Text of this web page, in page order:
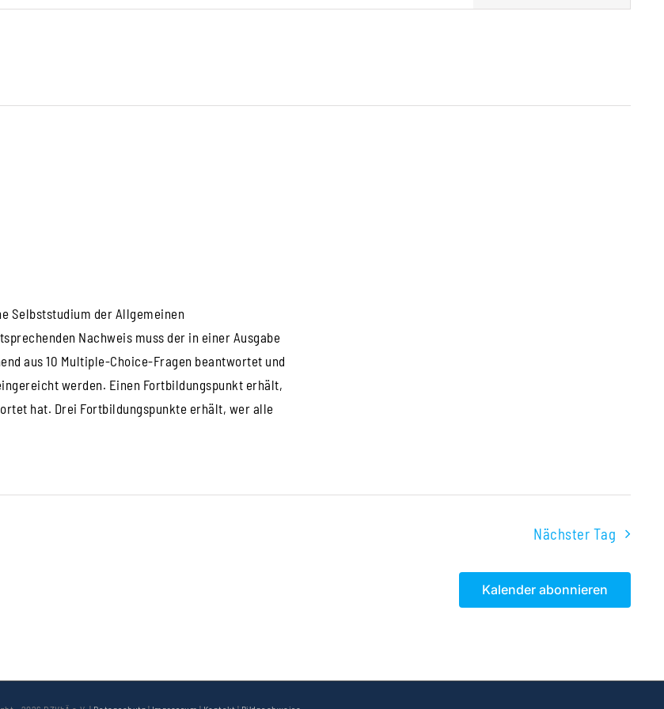
Selbststudium der Allgemeinen
Nachweis muss der in einer Ausgabe
aus 10 Multiple-Choice-Fragen beantwortet und
werden. Einen Fortbildungspunkt erhält,
hat. Drei Fortbildungspunkte erhält, wer alle
Nächster Tag
Kalender abonnieren